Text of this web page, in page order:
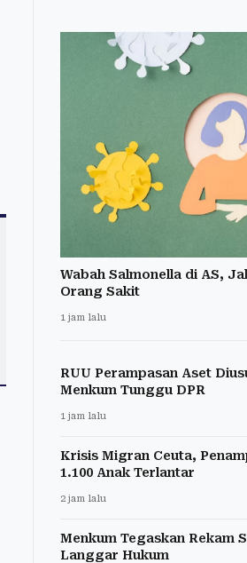
Wabah Salmonella di AS,
Orang Sakit
1 jam lalu
RUU Perampasan Aset
Menkum Tunggu DPR
1 jam lalu
Krisis Migran Ceuta,
1.100 Anak Terlantar
2 jam lalu
Menkum Tegaskan Rekam
Langgar Hukum